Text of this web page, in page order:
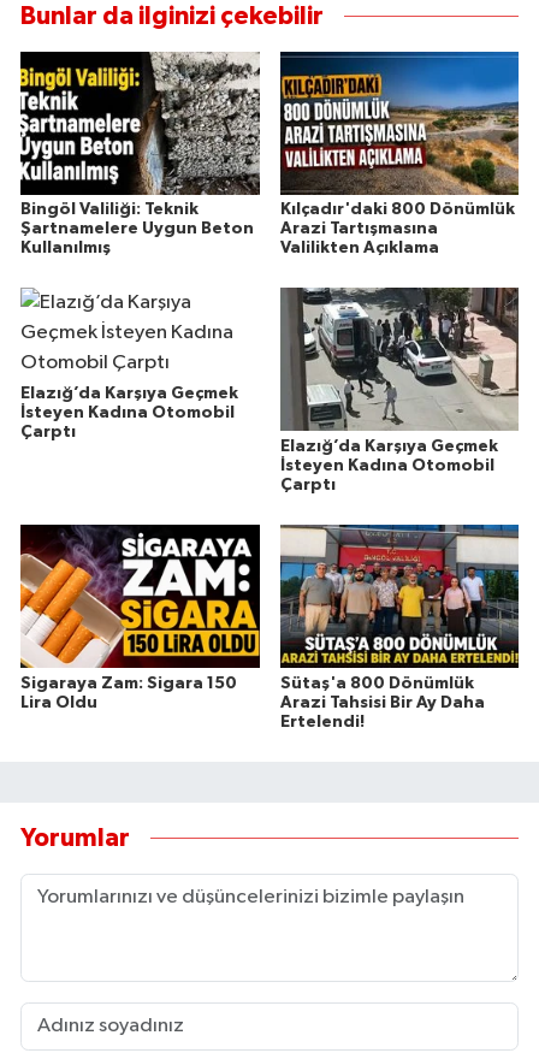
Bunlar da ilginizi çekebilir
Bingöl Valiliği: Teknik
Şartnamelere Uygun Beton
Kullanılmış
Kılçadır'daki 800 Dönümlük
Arazi Tartışmasına
Valilikten Açıklama
Elazığ’da Karşıya Geçmek
İsteyen Kadına Otomobil
Çarptı
Elazığ’da Karşıya Geçmek
İsteyen Kadına Otomobil
Çarptı
Sigaraya Zam: Sigara 150
Lira Oldu
Sütaş'a 800 Dönümlük
Arazi Tahsisi Bir Ay Daha
Ertelendi!
Yorumlar